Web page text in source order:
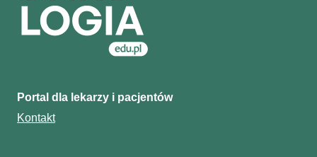
Portal dla lekarzy i pacjentów
Kontakt